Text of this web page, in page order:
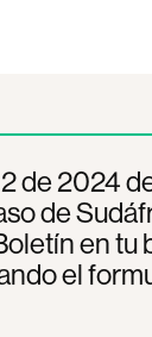
de 2024
de
en tu
el